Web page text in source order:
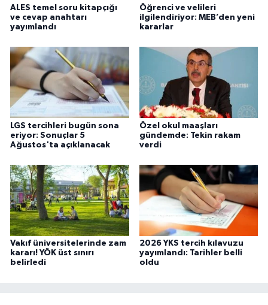
ALES temel soru kitapçığı
ve cevap anahtarı
yayımlandı
Öğrenci ve velileri
ilgilendiriyor: MEB’den yeni
kararlar
LGS tercihleri bugün sona
eriyor: Sonuçlar 5
Ağustos'ta açıklanacak
Özel okul maaşları
gündemde: Tekin rakam
verdi
Vakıf üniversitelerinde zam
kararı! YÖK üst sınırı
belirledi
2026 YKS tercih kılavuzu
yayımlandı: Tarihler belli
oldu